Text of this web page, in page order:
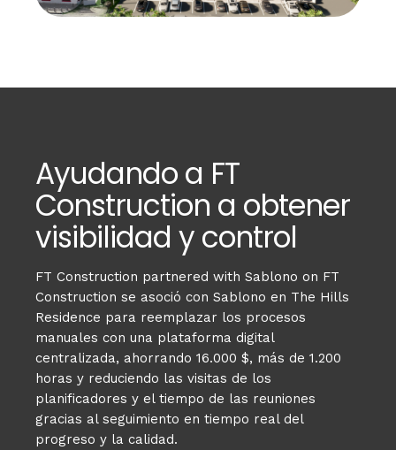
Ayudando a FT
Construction a obtener
visibilidad y control
FT Construction partnered with Sablono on FT
Construction se asoció con Sablono en The Hills
Residence para reemplazar los procesos
manuales con una plataforma digital
centralizada, ahorrando 16.000 $, más de 1.200
horas y reduciendo las visitas de los
planificadores y el tiempo de las reuniones
gracias al seguimiento en tiempo real del
progreso y la calidad.